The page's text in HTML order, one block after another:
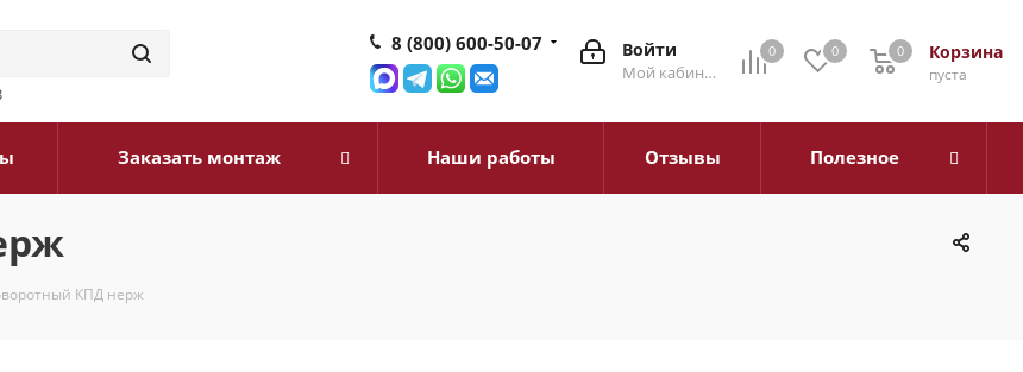
0 0 Корзина
0
пуста
0
Войти
Мой кабинет
8 (800) 600-50-07
Заказать монтаж Наши работы Отзывы Полезное
КПД нерж